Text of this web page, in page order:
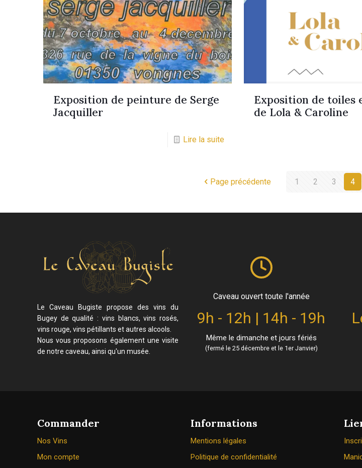
Exposition de peinture de Serge
Jacquiller
Lire la suite
Exposition de toiles
de Lola & Caroline
Page précédente 1 2 3 4
Le Caveau Bugiste propose des vins du
Bugey de qualité : vins blancs, vins rosés,
vins rouge, vins pétillants et autres alcools.
Nous vous proposons également une visite
de notre caveau, ainsi qu'un musée.
Caveau ouvert toute l'année
9h - 12h | 14h - 19h
Même le dimanche et jours fériés
(fermé le 25 décembre et le 1er Janvier)
Commander
Nos Vins
Mon compte
Informations
Mentions légales
Politique de confidentialité